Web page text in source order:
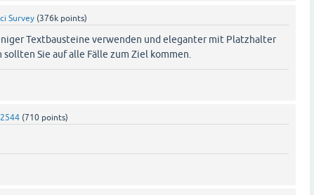
Survey (376k points)
Textbausteine verwenden und eleganter mit Platzhalter
Sie auf alle Fälle zum Ziel kommen.
(710 points)